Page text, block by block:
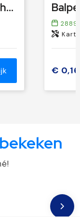
Balpen Ibiza | Draaimechanisme
€ 0,16
bekeken